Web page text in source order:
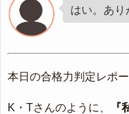
はい。あり
本日の合格力判定レポ
K・Tさんのように、 『